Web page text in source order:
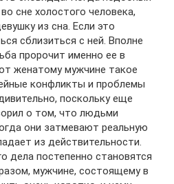
сне холостого человека,
из сна. Если это
сблизиться с ней. Вполне
пророчит именно ее в
женатому мужчине такое
конфликты и проблемы
поскольку еще
о том, что людьми
они затмевают реальную
из действительности.
дела постепенно становятся
мужчине, состоящему в